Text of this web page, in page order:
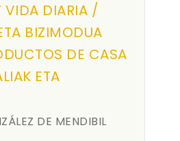
VIDA DIARIA /
BIZIMODUA
DE CASA
ETA
DE MENDIBIL